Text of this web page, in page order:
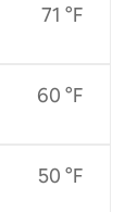
71 °F
60 °F
50 °F